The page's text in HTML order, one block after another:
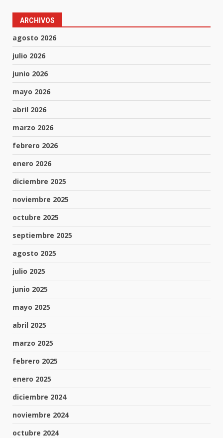
ARCHIVOS
agosto 2026
julio 2026
junio 2026
mayo 2026
abril 2026
marzo 2026
febrero 2026
enero 2026
diciembre 2025
noviembre 2025
octubre 2025
septiembre 2025
agosto 2025
julio 2025
junio 2025
mayo 2025
abril 2025
marzo 2025
febrero 2025
enero 2025
diciembre 2024
noviembre 2024
octubre 2024